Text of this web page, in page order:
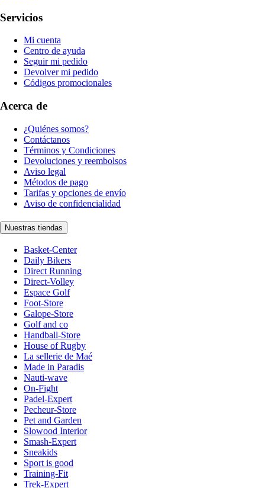
Servicios
Mi cuenta
Centro de ayuda
Seguir mi pedido
Devolver mi pedido
Códigos promocionales
Acerca de
¿Quiénes somos?
Contáctanos
Términos y Condiciones
Devoluciones y reembolsos
Aviso legal
Métodos de pago
Tarifas y opciones de envío
Aviso de confidencialidad
Nuestras tiendas
Basket-Center
Daily Bikers
Direct Running
Direct-Volley
Espace Golf
Foot-Store
Galope-Store
Golf and co
Handball-Store
House of Rugby
La sellerie de Maé
Made in Paradis
Nauti-wave
On-Fight
Padel-Expert
Pecheur-Store
Pet and Garden
Slowood Interior
Smash-Expert
Sneakids
Sport is good
Training-Fit
Trek-Expert